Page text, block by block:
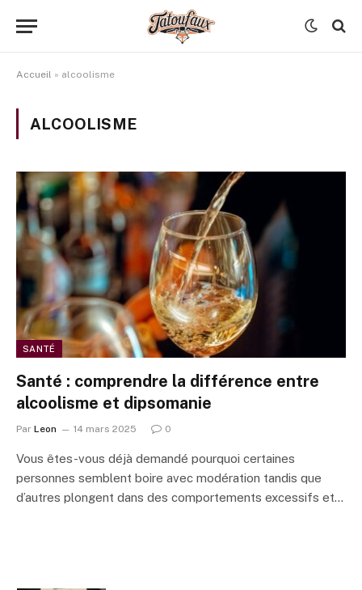
Accueil » alcoolisme
ALCOOLISME
SANTÉ
Santé : comprendre la différence entre
alcoolisme et dipsomanie
Par Leon 14 mars 2025 0
Vous êtes-vous déjà demandé pourquoi certaines
personnes semblent boire avec modération tandis que
d’autres plongent dans des comportements excessifs et…